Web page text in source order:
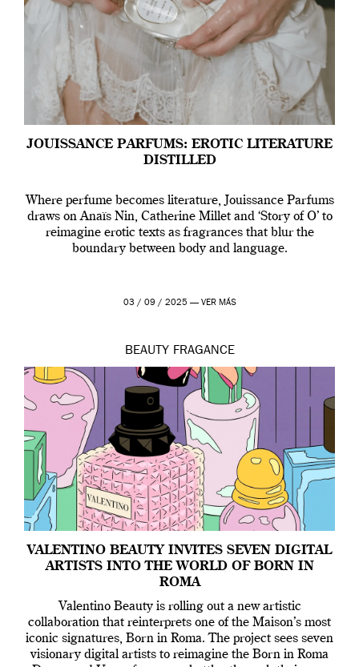
JOUISSANCE PARFUMS: EROTIC LITERATURE
DISTILLED
Where perfume becomes literature, Jouissance Parfums
draws on Anaïs Nin, Catherine Millet and ‘Story of O’ to
reimagine erotic texts as fragrances that blur the
boundary between body and language.
03 / 09 / 2025 — VER MÁS
BEAUTY FRAGANCE
VALENTINO BEAUTY INVITES SEVEN DIGITAL
ARTISTS INTO THE WORLD OF BORN IN
ROMA
Valentino Beauty is rolling out a new artistic
collaboration that reinterprets one of the Maison’s most
iconic signatures, Born in Roma. The project sees seven
visionary digital artists to reimagine the Born in Roma